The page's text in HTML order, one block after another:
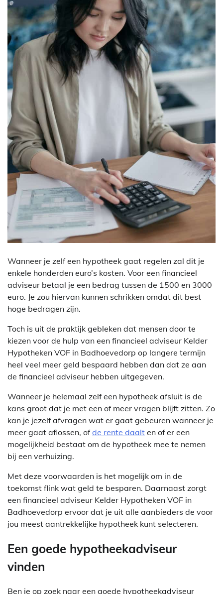
Wanneer je zelf een hypotheek gaat regelen zal dit je
enkele honderden euro’s kosten. Voor een financieel
adviseur betaal je een bedrag tussen de 1500 en 3000
euro. Je zou hiervan kunnen schrikken omdat dit best
hoge bedragen zijn.
Toch is uit de praktijk gebleken dat mensen door te
kiezen voor de hulp van een financieel adviseur Kelder
Hypotheken VOF in Badhoevedorp op langere termijn
heel veel meer geld bespaard hebben dan dat ze aan
de financieel adviseur hebben uitgegeven.
Wanneer je helemaal zelf een hypotheek afsluit is de
kans groot dat je met een of meer vragen blijft zitten. Zo
kan je jezelf afvragen wat er gaat gebeuren wanneer je
meer gaat aflossen, ofde rente daalt en of er een
mogelijkheid bestaat om de hypotheek mee te nemen
bij een verhuizing.
Met deze voorwaarden is het mogelijk om in de
toekomst flink wat geld te besparen. Daarnaast zorgt
een financieel adviseur Kelder Hypotheken VOF in
Badhoevedorp ervoor dat je uit alle aanbieders de voor
jou meest aantrekkelijke hypotheek kunt selecteren.
Een goede hypotheekadviseur
vinden
Ben je op zoek naar een goede hypotheekadviseur